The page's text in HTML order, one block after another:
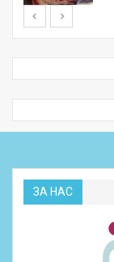
ЗА НАС